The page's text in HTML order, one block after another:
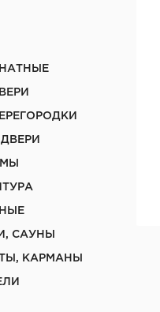
САУНЫ
КАРМАНЫ